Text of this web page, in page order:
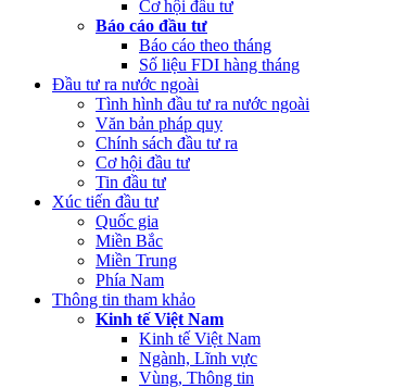
Cơ hội đầu tư
Báo cáo đầu tư
Báo cáo theo tháng
Số liệu FDI hàng tháng
Đầu tư ra nước ngoài
Tình hình đầu tư ra nước ngoài
Văn bản pháp quy
Chính sách đầu tư ra
Cơ hội đầu tư
Tin đầu tư
Xúc tiến đầu tư
Quốc gia
Miền Bắc
Miền Trung
Phía Nam
Thông tin tham khảo
Kinh tế Việt Nam
Kinh tế Việt Nam
Ngành, Lĩnh vực
Vùng, Thông tin